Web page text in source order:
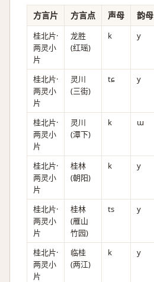
方言片 方言点 声母 韵母
桂北片·
两灵小
片
龙胜
(红瑶)
k y
桂北片·
两灵小
片
灵川
(三街)
tɕ y
桂北片·
两灵小
片
灵川
(潭下)
k ɯ
桂北片·
两灵小
片
桂林
(朝阳)
k y
桂北片·
两灵小
片
桂林
(雁山
竹园)
ts y
桂北片·
两灵小
片
临桂
(两江)
k y